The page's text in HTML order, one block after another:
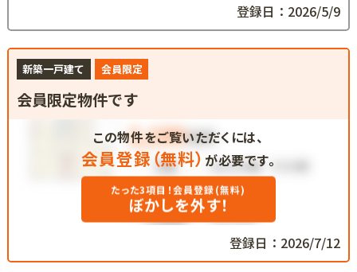
登録日：2026/5/9
新築一戸建て 会員限定
会員限定物件です
この物件をご覧いただくには、
会員登録（無料） が必要です。
たった3項目！会員登録(無料)
ぼかしを外す！
登録日：2026/7/12